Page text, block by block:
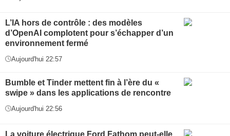
L’IA hors de contrôle : des modèles
d’OpenAI complotent pour s’échapper d’un
environnement fermé
Aujourd'hui 22:57
Bumble et Tinder mettent fin à l’ère du «
swipe » dans les applications de rencontre
Aujourd'hui 22:56
La voiture électrique Ford Fathom peut-elle